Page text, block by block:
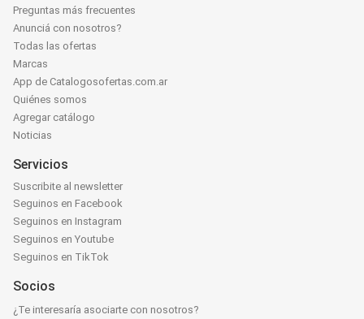
Preguntas más frecuentes
Anunciá con nosotros?
Todas las ofertas
Marcas
App de Catalogosofertas.com.ar
Quiénes somos
Agregar catálogo
Noticias
Servicios
Suscribite al newsletter
Seguinos en Facebook
Seguinos en Instagram
Seguinos en Youtube
Seguinos en TikTok
Socios
¿Te interesaría asociarte con nosotros?